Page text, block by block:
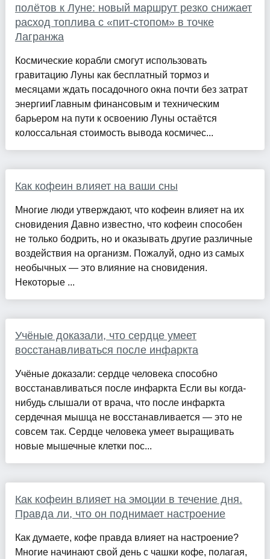
полётов к Луне: новый маршрут резко снижает
расход топлива с «пит-стопом» в точке
Лагранжа
Космические корабли смогут использовать
гравитацию Луны как бесплатный тормоз и
месяцами ждать посадочного окна почти без затрат
энергииГлавным финансовым и техническим
барьером на пути к освоению Луны остаётся
колоссальная стоимость вывода космичес...
Как кофеин влияет на ваши сны
Многие люди утверждают, что кофеин влияет на их
сновидения Давно известно, что кофеин способен
не только бодрить, но и оказывать другие различные
воздействия на организм. Пожалуй, одно из самых
необычных — это влияние на сновидения.
Некоторые ...
Учёные доказали, что сердце умеет
восстанавливаться после инфаркта
Учёные доказали: сердце человека способно
восстанавливаться после инфаркта Если вы когда-
нибудь слышали от врача, что после инфаркта
сердечная мышца не восстанавливается — это не
совсем так. Сердце человека умеет выращивать
новые мышечные клетки пос...
Как кофеин влияет на эмоции в течение дня.
Правда ли, что он поднимает настроение
Как думаете, кофе правда влияет на настроение?
Многие начинают свой день с чашки кофе, полагая,